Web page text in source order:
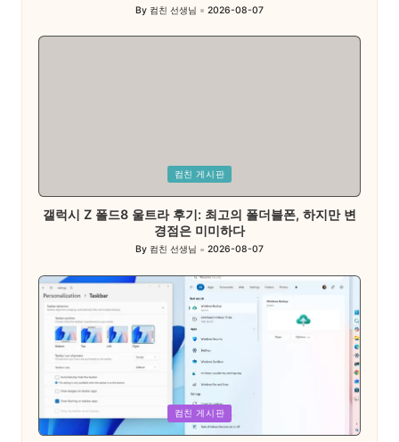
Posted
By 컴친 선생님 2026-08-07
컴친 게시판
갤럭시 Z 폴드8 울트라 후기: 최고의 폴더블폰, 하지만 변
경점은 미미하다
Posted
By 컴친 선생님 2026-08-07
Posted
in
컴친 게시판